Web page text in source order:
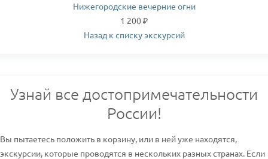
Нижегородские вечерние огни
1 200 ₽
Назад к списку экскурсий
Узнай все достопримечательности
России!
Вы пытаетесь положить в корзину, или в ней уже находятся,
экскурсии, которые проводятся в нескольких разных странах. Если